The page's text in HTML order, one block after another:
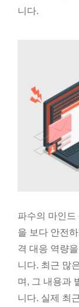
니다.
파수의 마인드
을 보다 안전
격 대응 역량
니다. 최근 많
며, 그 내용과
니다. 실제 최